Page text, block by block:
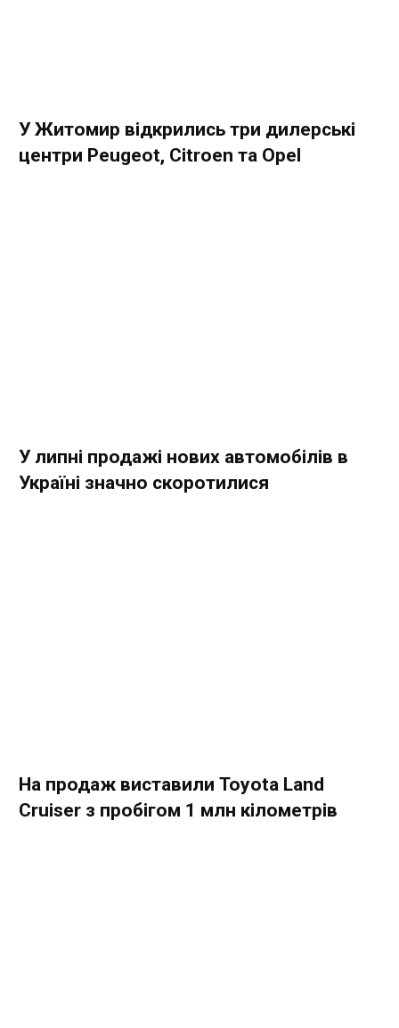
У Житомир відкрились три дилерські
центри Peugeot, Citroen та Opel
У липні продажі нових автомобілів в
Україні значно скоротилися
На продаж виставили Toyota Land
Cruiser з пробігом 1 млн кілометрів